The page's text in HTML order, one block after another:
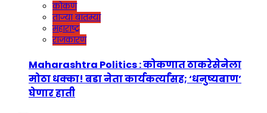
कोकण
ताज्या बातम्या
महाराष्ट्र
राजकारण
Maharashtra Politics : कोकणात ठाकरेसेनेला
मोठा धक्का! बडा नेता कार्यकर्त्यांसह; ‘धनुष्यबाण’
घेणार हाती